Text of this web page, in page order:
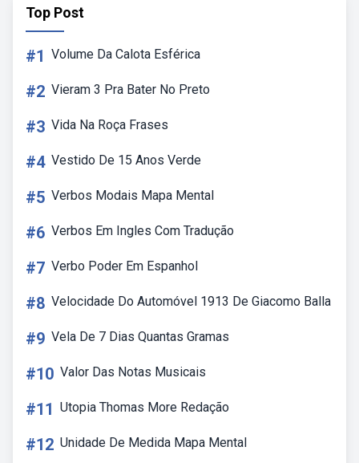
Top Post
#1 Volume Da Calota Esférica
#2 Vieram 3 Pra Bater No Preto
#3 Vida Na Roça Frases
#4 Vestido De 15 Anos Verde
#5 Verbos Modais Mapa Mental
#6 Verbos Em Ingles Com Tradução
#7 Verbo Poder Em Espanhol
#8 Velocidade Do Automóvel 1913 De Giacomo Balla
#9 Vela De 7 Dias Quantas Gramas
#10 Valor Das Notas Musicais
#11 Utopia Thomas More Redação
#12 Unidade De Medida Mapa Mental